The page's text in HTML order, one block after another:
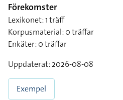
Förekomster
Lexikonet: 1 träff
Korpusmaterial: 0 träffar
Enkäter: 0 träffar
Uppdaterat: 2026-08-08
Exempel